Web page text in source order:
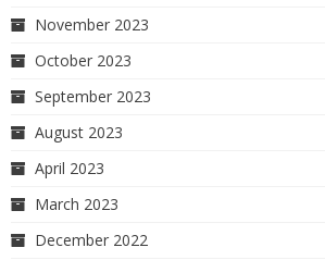
November 2023
October 2023
September 2023
August 2023
April 2023
March 2023
December 2022